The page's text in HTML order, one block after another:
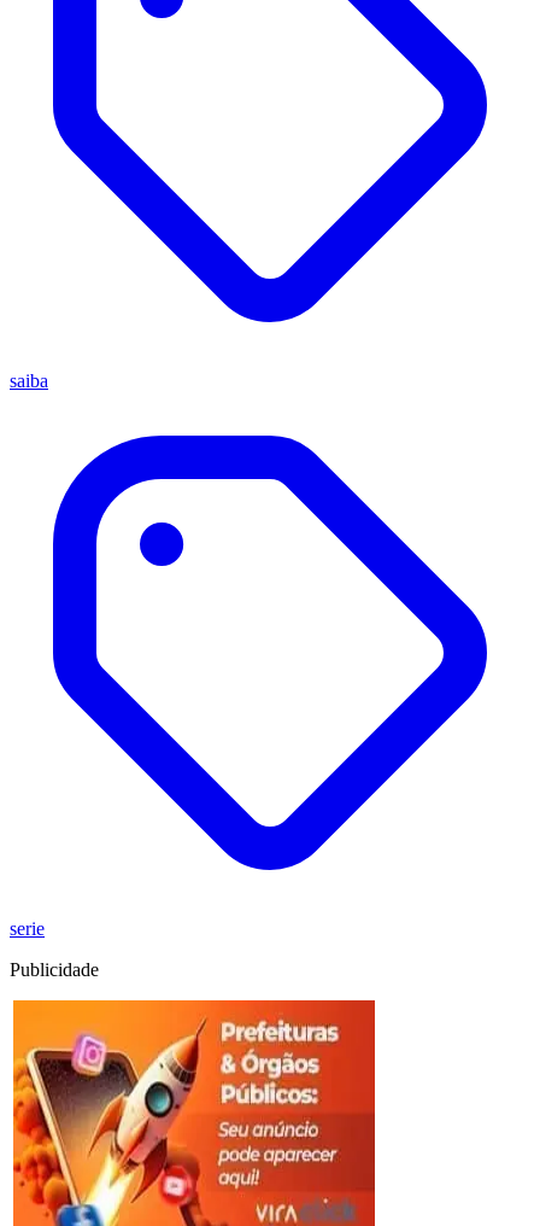
saiba
serie
Publicidade